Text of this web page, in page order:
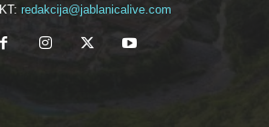
redakcija@jablanicalive.com